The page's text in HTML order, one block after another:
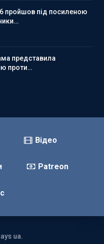
пройшов під посиленою
представила
проти…
Відео
Patreon
ua.